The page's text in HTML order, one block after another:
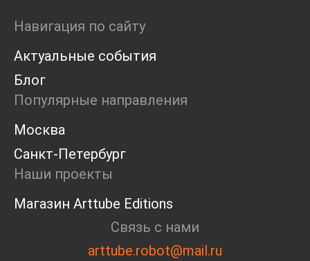
Ярмарка
Open call
Экскурсия
Дискуссия
Cosmoscow 2024
Blazar 2024
Встречи
Круглый стол
Навигация по сайту
Актуальные события
Блог
Популярные направления
Москва
Санкт-Петербург
Наши проекты
Магазин Arttube Editions
Связь с нами
arttube.robot@mail.ru